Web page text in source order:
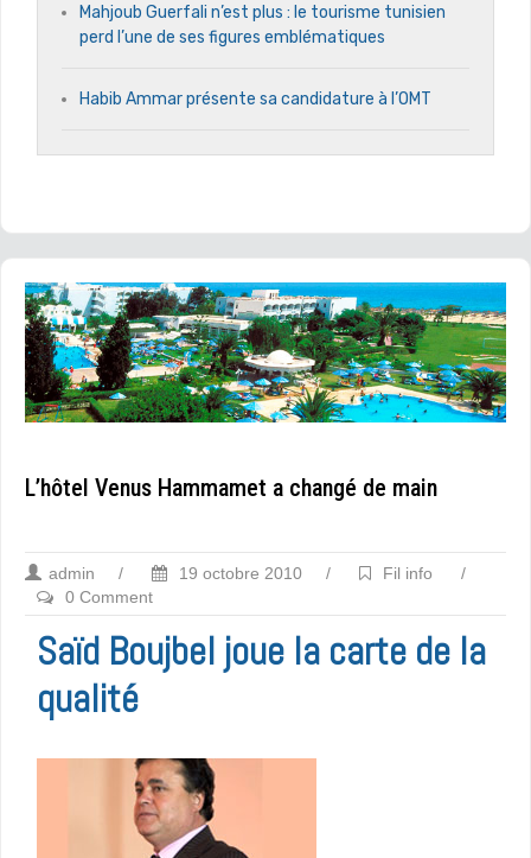
Mahjoub Guerfali n’est plus : le tourisme tunisien
perd l’une de ses figures emblématiques
Habib Ammar présente sa candidature à l’OMT
L’hôtel Venus Hammamet a changé de main
admin / 19 octobre 2010 / Fil info
/
0 Comment
Saïd Boujbel joue la carte de la
qualité